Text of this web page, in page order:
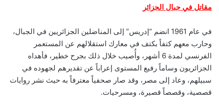
مقاتل في جبال الجزائر
في عام 1961 انضم “إدريس” إلى المناضلين الجزائريين في الجبال،
وحارب معهم كتفاً بكتف في معارك استقلالهم عن المستعمر
الفرنسي لمدة 6 أشهر، وأُصيب خلال ذلك بجرح خطير، فأهداه
الجزائريون وساماً رفيع المستوى إعراباً عن تقديرهم لجهوده في
سبيلهم، وعاد إلى مصر، وقد صار صحفياً معترفاً به حيث نشر روايات
قصصية، وقصصاً قصيرة، ومسرحيات.